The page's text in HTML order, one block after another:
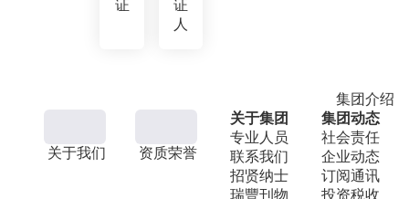
证
证
人
集团介绍
关于我们 资质荣誉
关于集团
专业人员
联系我们
招贤纳士
瑞豐刊物
集团动态
社会责任
企业动态
订阅通讯
投资税收